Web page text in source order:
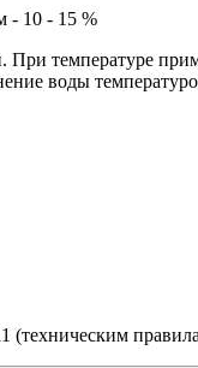
- 10 - 15 %
При температуре
воды
(техническим